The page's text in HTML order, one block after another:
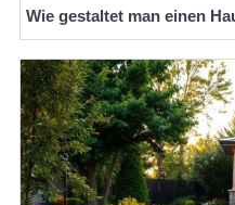
Wie gestaltet man einen